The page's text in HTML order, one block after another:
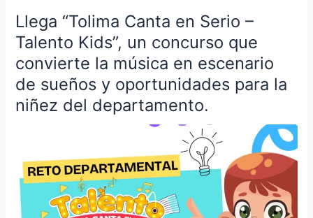
Llega “Tolima Canta en Serio –
Talento Kids”, un concurso que
convierte la música en escenario
de sueños y oportunidades para la
niñez del departamento.
Llega
“Tolima
Canta
en
Serio
–
concurso
que
convierte